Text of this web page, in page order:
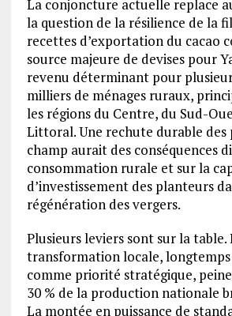
La conjoncture actuelle replace
la question de la résilience de la
recettes d’exportation du cacao
source majeure de devises pour
revenu déterminant pour
milliers de ménages ruraux,
les régions du Centre, du Sud-
Littoral. Une rechute durable des
champ aurait des conséquences
consommation rurale et sur la
d’investissement des planteurs
régénération des vergers.
Plusieurs leviers sont sur la table.
transformation locale, longtemps
comme priorité stratégique,
30 % de la production nationale
La montée en puissance de